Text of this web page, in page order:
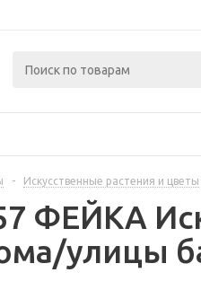
- Искусственные растения и цветы
ФЕЙКА
улицы